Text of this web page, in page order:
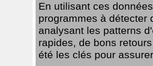
En utilisant ces
programmes à détecter
analysant les patterns
rapides, de bons
été les clés pour